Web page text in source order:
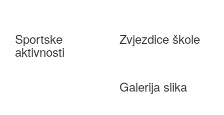
Sportske
aktivnosti
Zvjezdice škole
Galerija slika